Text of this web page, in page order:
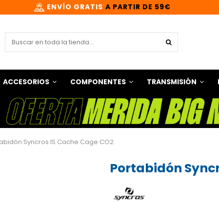
ENVÍO GRATIS A PARTIR DE 59€
ACCESORIOS COMPONENTES TRANSMISIÓN
Syncros IS Cache Cage CO2
Portabidón